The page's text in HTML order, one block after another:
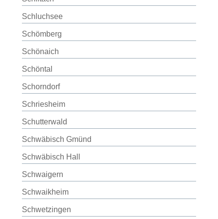
Schluchsee
Schömberg
Schönaich
Schöntal
Schorndorf
Schriesheim
Schutterwald
Schwäbisch Gmünd
Schwäbisch Hall
Schwaigern
Schwaikheim
Schwetzingen